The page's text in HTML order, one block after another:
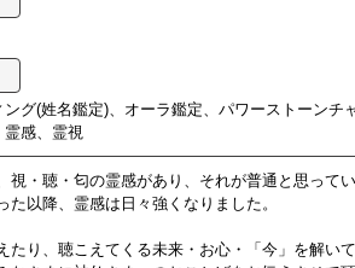
ング(姓名鑑定)、オーラ鑑定、パワーストーンチ
霊感、霊視
視・聴・匂の霊感があり、それが普通と思って
た以降、霊感は日々強くなりました。
たり、聴こえてくる未来・お心・「今」を解い